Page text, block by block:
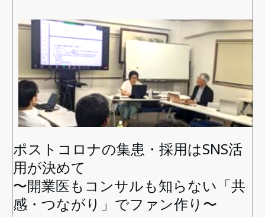
ポストコロナの集患・採用はSNS活
用が決めて
〜開業医もコンサルも知らない「共
感・つながり」でファン作り〜